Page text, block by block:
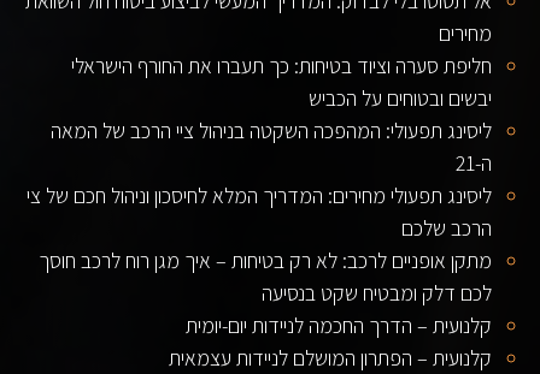
מחירים
חליפת סערה וציוד בטיחות: כך תעברו את החורף הישראלי
יבשים ובטוחים על הכביש
ליסינג תפעולי: המהפכה השקטה בניהול ציי הרכב של המאה
ה-21
ליסינג תפעולי מחירים: המדריך המלא לחיסכון וניהול חכם של צי
הרכב שלכם
מתקן אופניים לרכב: לא רק בטיחות – איך מגן רוח לרכב חוסך
לכם דלק ומבטיח שקט בנסיעה
קלנועית – הדרך החכמה לניידות יום-יומית
קלנועית – הפתרון המושלם לניידות עצמאית